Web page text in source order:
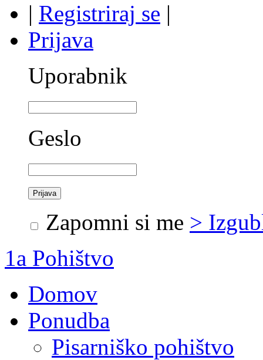
| Registriraj se |
Prijava
Uporabnik
Geslo
Zapomni si me >
1a Pohištvo
Domov
Ponudba
Pisarniško pohištvo